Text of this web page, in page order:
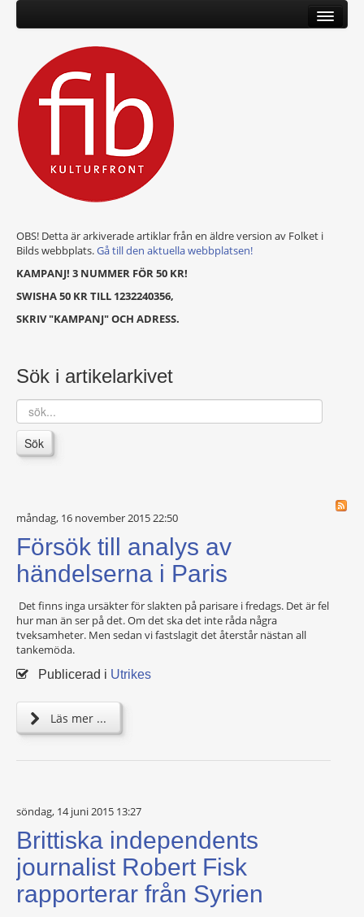
OBS! Detta är arkiverade artiklar från en äldre version av Folket i
Bilds webbplats.Gå till den aktuella webbplatsen!
KAMPANJ! 3 NUMMER FÖR 50 KR!
SWISHA 50 KR TILL 1232240356,
SKRIV "KAMPANJ" OCH ADRESS.
Sök i artikelarkivet
sök...
Sök
måndag, 16 november 2015 22:50
Försök till analys av
händelserna i Paris
Det finns inga ursäkter för slakten på parisare i fredags. Det är fel
hur man än ser på det. Om det ska det inte råda några
tveksamheter. Men sedan vi fastslagit det återstår nästan all
tankemöda.
Publicerad i Utrikes
Läs mer ...
söndag, 14 juni 2015 13:27
Brittiska independents
journalist Robert Fisk
rapporterar från Syrien